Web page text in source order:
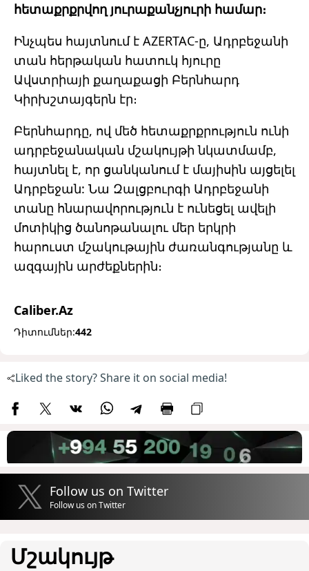
հետաքրքրվող յուրաքանչյուրի համար։
Ինչպես հայտնում է AZERTAC-ը, Ադրբեջանի
տան հերթական հատուկ հյուրը
Ավստրիայի քաղաքացի Բերնհարդ
Կիրխշտայգերն էր։
Բերնհարդը, ով մեծ հետաքրքրություն ունի
ադրբեջանական մշակույթի նկատմամբ,
հայտնել է, որ ցանկանում է մայիսին այցելել
Ադրբեջան: Նա Զալցբուրգի Ադրբեջանի
տանը հնարավորություն է ունեցել ավելի
մոտիկից ծանոթանալու մեր երկրի
հարուստ մշակութային ժառանգությանը և
ազգային արժեքներին։
Caliber.Az
Դիտումներ:442
Liked the story? Share it on social media!
Follow us on Twitter
Follow us on Twitter
Մշակույթ